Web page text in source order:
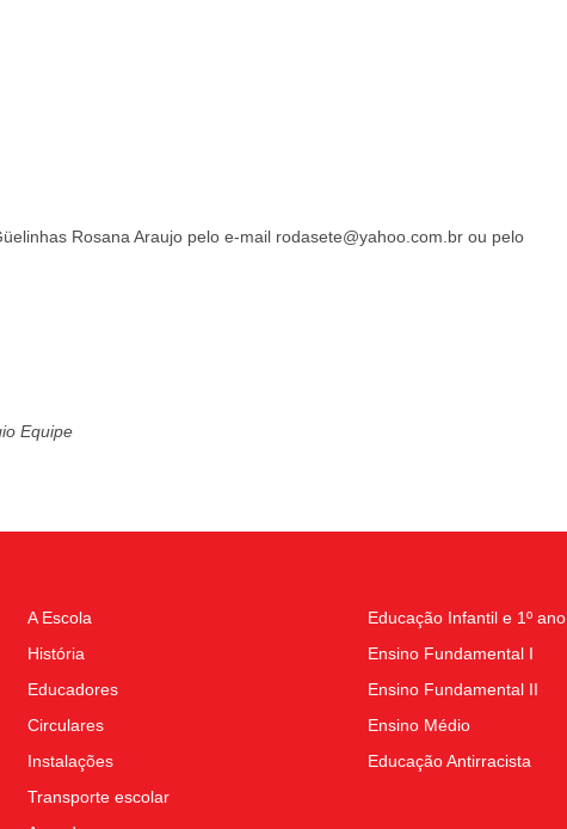
Rosana Araujo pelo e-mail rodasete@yahoo.com.br ou pelo
Equipe
A Escola
História
Educadores
Circulares
Instalações
Transporte escolar
Educação Infantil e 1º ano
Ensino Fundamental I
Ensino Fundamental II
Ensino Médio
Educação Antirracista